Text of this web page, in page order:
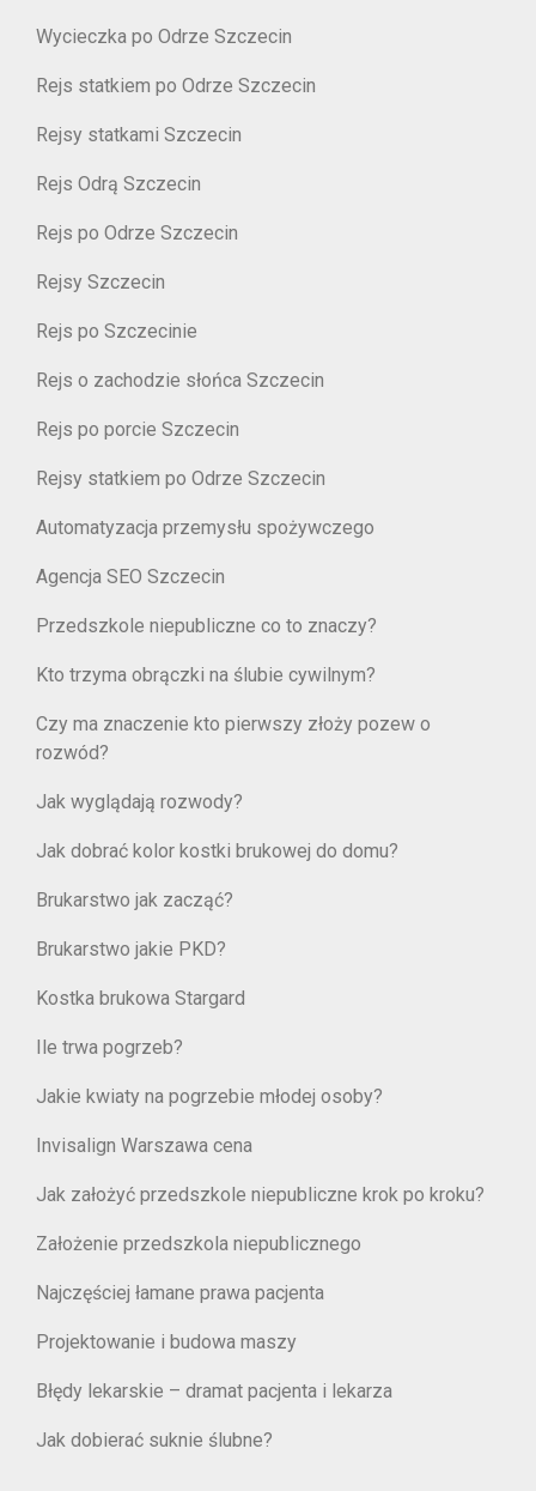
Wycieczka po Odrze Szczecin
Rejs statkiem po Odrze Szczecin
Rejsy statkami Szczecin
Rejs Odrą Szczecin
Rejs po Odrze Szczecin
Rejsy Szczecin
Rejs po Szczecinie
Rejs o zachodzie słońca Szczecin
Rejs po porcie Szczecin
Rejsy statkiem po Odrze Szczecin
Automatyzacja przemysłu spożywczego
Agencja SEO Szczecin
Przedszkole niepubliczne co to znaczy?
Kto trzyma obrączki na ślubie cywilnym?
Czy ma znaczenie kto pierwszy złoży pozew o
rozwód?
Jak wyglądają rozwody?
Jak dobrać kolor kostki brukowej do domu?
Brukarstwo jak zacząć?
Brukarstwo jakie PKD?
Kostka brukowa Stargard
Ile trwa pogrzeb?
Jakie kwiaty na pogrzebie młodej osoby?
Invisalign Warszawa cena
Jak założyć przedszkole niepubliczne krok po kroku?
Założenie przedszkola niepublicznego
Najczęściej łamane prawa pacjenta
Projektowanie i budowa maszy
Błędy lekarskie – dramat pacjenta i lekarza
Jak dobierać suknie ślubne?